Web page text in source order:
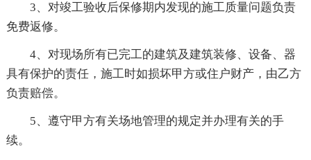
3、对竣工验收后保修期内发现的施工质量问题负责
免费返修。
4、对现场所有已完工的建筑及建筑装修、设备、器
具有保护的责任，施工时如损坏甲方或住户财产，由乙方
负责赔偿。
5、遵守甲方有关场地管理的规定并办理有关的手
续。